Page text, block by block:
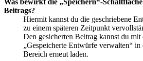
Beitrags?
Hiermit kannst du die geschriebene
zu einem späteren Zeitpunkt
Den gesicherten Beitrag kannst du
„Gespeicherte Entwürfe verwalten“ in
Bereich erneut laden.